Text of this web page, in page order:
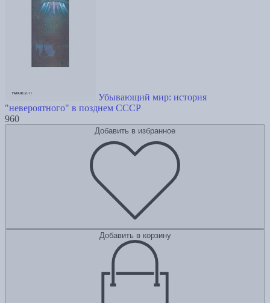
Убывающий мир: история
"невероятного" в позднем СССР
960
Добавить в избранное
Добавить в корзину